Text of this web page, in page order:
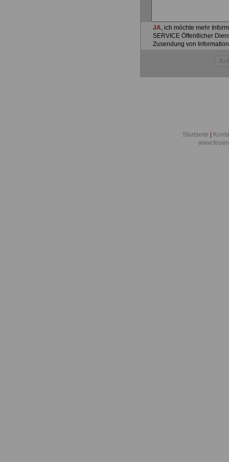
JA, ich möchte mehr
SERVICE Öffentlicher
Zusendung von
Startseite